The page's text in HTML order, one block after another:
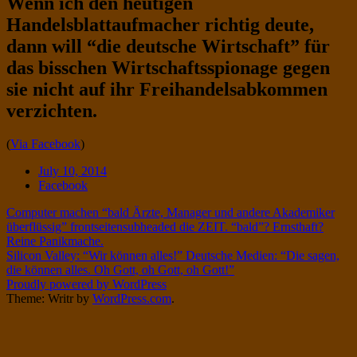
Twitter
on
Instagram
Handelsblattaufmacher richtig deute,
dann will “die deutsche Wirtschaft” für
das bisschen Wirtschaftsspionage gegen
sie nicht auf ihr Freihandelsabkommen
verzichten.
Standard
(Via Facebook)
Date
July 10, 2014
Tags
Facebook
Post
navigation
Computer machen “bald Ärzte, Manager und andere Akademiker
überflüssig” frontseitensubheaded die ZEIT. “bald”? Ernsthaft?
Reine Panikmache.
Silicon Valley: “Wir können alles!” Deutsche Medien: “Die sagen,
die können alles. Oh Gott, oh Gott, oh Gott!”
Proudly powered by WordPress
Theme: Writr by WordPress.com.